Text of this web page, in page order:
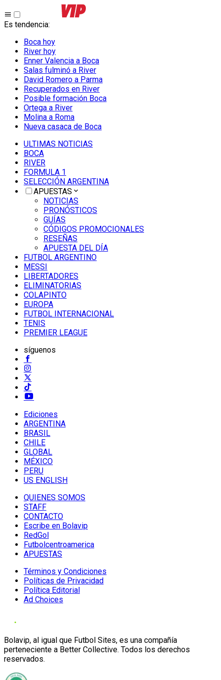
Es tendencia:
Boca hoy
River hoy
Enner Valencia a Boca
Salas fulminó a River
David Romero a Parma
Recuperados en River
Posible formación Boca
Ortega a River
Molina a Roma
Nueva casaca de Boca
ULTIMAS NOTICIAS
BOCA
RIVER
FORMULA 1
SELECCIÓN ARGENTINA
APUESTAS
NOTICIAS
PRONÓSTICOS
GUÍAS
CÓDIGOS PROMOCIONALES
RESEÑAS
APUESTA DEL DÍA
FUTBOL ARGENTINO
MESSI
LIBERTADORES
ELIMINATORIAS
COLAPINTO
EUROPA
FUTBOL INTERNACIONAL
TENIS
PREMIER LEAGUE
síguenos
Ediciones
ARGENTINA
BRASIL
CHILE
GLOBAL
MÉXICO
PERU
US ENGLISH
QUIENES SOMOS
STAFF
CONTACTO
Escribe en Bolavip
RedGol
Futbolcentroamerica
APUESTAS
Términos y Condiciones
Políticas de Privacidad
Política Editorial
Ad Choices
Bolavip, al igual que Futbol Sites, es una compañía
perteneciente a Better Collective. Todos los derechos
reservados.